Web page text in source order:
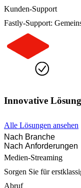
Kunden-Support
Fastly-Support:
Innovative
Alle Lösungen ansehen
Nach Branche
Nach Anforderungen
Medien-Streaming
Sorgen Sie für
Abruf